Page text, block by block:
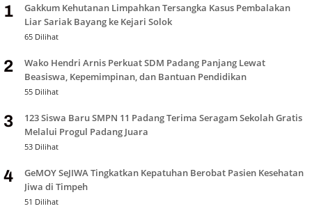
1
Gakkum Kehutanan Limpahkan Tersangka Kasus Pembalakan
Liar Sariak Bayang ke Kejari Solok
65 Dilihat
2
Wako Hendri Arnis Perkuat SDM Padang Panjang Lewat
Beasiswa, Kepemimpinan, dan Bantuan Pendidikan
55 Dilihat
3
123 Siswa Baru SMPN 11 Padang Terima Seragam Sekolah Gratis
Melalui Progul Padang Juara
53 Dilihat
4
GeMOY SeJIWA Tingkatkan Kepatuhan Berobat Pasien Kesehatan
Jiwa di Timpeh
51 Dilihat